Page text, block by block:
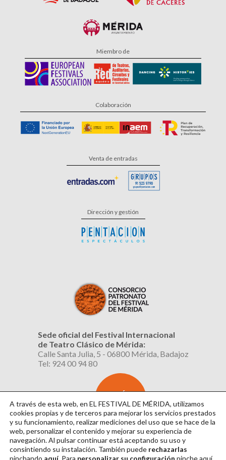
Miembro de
Colaboración
Venta de entradas
Dirección y gestión
Sede oficial del Festival Internacional
de Teatro Clásico de Mérida:
Calle Santa Julia, 5 - 06800 Mérida, Badajoz
Tel: 924 00 94 80
SUSCRÍBETE
AL BOLETÍN
A través de esta web, en EL FESTIVAL DE MÉRIDA, utilizamos
cookies propias y de terceros para mejorar los servicios prestados
y su funcionamiento, realizar mediciones del uso que se hace de la
web, personalizar el contenido y mejorar su experiencia de
navegación. Al pulsar continuarestá aceptando su uso y
consintiendo su instalación. También puede rechazarlas
pinchando aquí. Para personalizar su configuración pincheaquí.